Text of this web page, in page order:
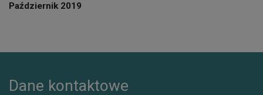
Październik 2019
Dane kontaktowe